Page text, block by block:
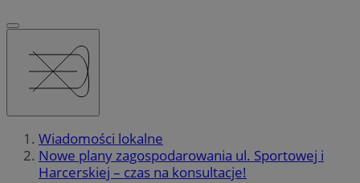
Wiadomości lokalne
Nowe plany zagospodarowania ul. Sportowej i
Harcerskiej – czas na konsultacje!